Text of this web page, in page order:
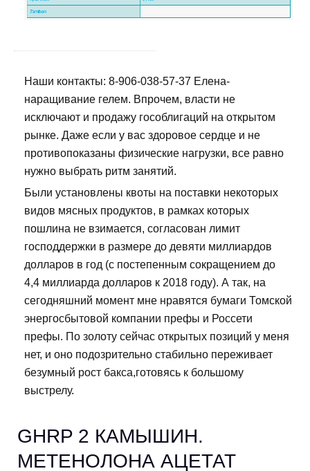
Наши контакты: 8-906-038-57-37 Елена-
наращивание гелем. Впрочем, власти не
исключают и продажу гособлигаций на открытом
рынке. Даже если у вас здоровое сердце и не
противопоказаны физические нагрузки, все равно
нужно выбрать ритм занятий.
Были установлены квоты на поставки некоторых
видов мясных продуктов, в рамках которых
пошлина не взимается, согласован лимит
господдержки в размере до девяти миллиардов
долларов в год (с постепенным сокращением до
4,4 миллиарда долларов к 2018 году). А так, на
сегодняшний момент мне нравятся бумаги Томской
энергосбытовой компании префы и Россети
префы. По золоту сейчас открытых позиций у меня
нет, и оно подозрительно стабильно переживает
безумный рост бакса,готовясь к большому
выстрелу.
GHRP 2 КАМЫШИН.
МЕТЕНОЛОНА АЦЕТАТ